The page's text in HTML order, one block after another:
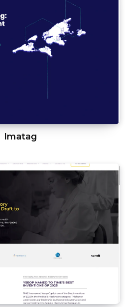
Imatag